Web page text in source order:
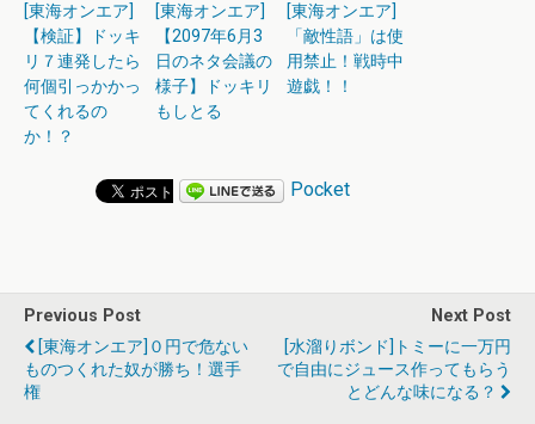
[東海オンエア]
【検証】ドッキ
リ７連発したら
何個引っかかっ
てくれるの
か！？
[東海オンエア]
【2097年6月3
日のネタ会議の
様子】ドッキリ
もしとる
[東海オンエア]
「敵性語」は使
用禁止！戦時中
遊戯！！
Pocket
Previous Post
[東海オンエア]０円で危ない
ものつくれた奴が勝ち！選手
権
Next Post
[水溜りボンド]トミーに一万円
で自由にジュース作ってもらう
とどんな味になる？